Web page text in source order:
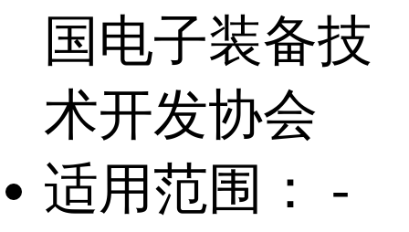
国电子装备技
术开发协会
适用范围：
-